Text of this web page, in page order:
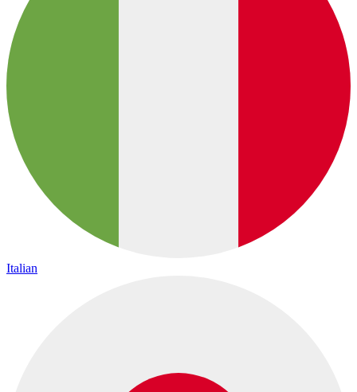
Italian